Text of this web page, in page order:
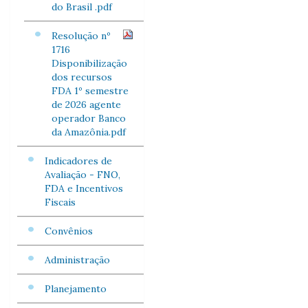
do Brasil .pdf
Resolução nº
1716
Disponibilização
dos recursos
FDA 1º semestre
de 2026 agente
operador Banco
da Amazônia.pdf
Indicadores de
Avaliação - FNO,
FDA e Incentivos
Fiscais
Convênios
Administração
Planejamento